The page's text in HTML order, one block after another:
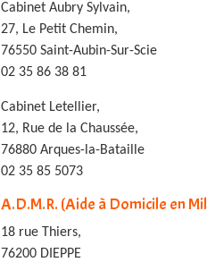
Cabinet Aubry Sylvain,
27, Le Petit Chemin,
76550 Saint-Aubin-Sur-Scie
02 35 86 38 81
Cabinet Letellier,
12, Rue de la Chaussée,
76880 Arques-la-Bataille
02 35 85 5073
A.D.M.R. (Aide à Domicile en
18 rue Thiers,
76200 DIEPPE